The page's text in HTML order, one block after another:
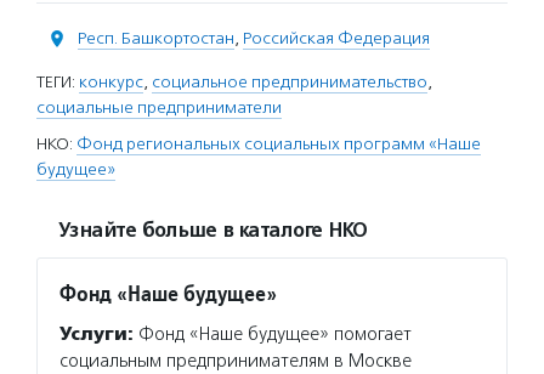
Респ. Башкортостан, Российская Федерация
ТЕГИ: конкурс, социальное предпринимательство,
социальные предприниматели
НКО: Фонд региональных социальных программ «Наше
будущее»
Узнайте больше в каталоге НКО
Фонд «Наше будущее»
Услуги: Фонд «Наше будущее» помогает
социальным предпринимателям в Москве